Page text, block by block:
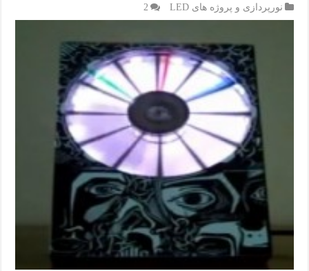
نورپردازی و پروژه های LED 2